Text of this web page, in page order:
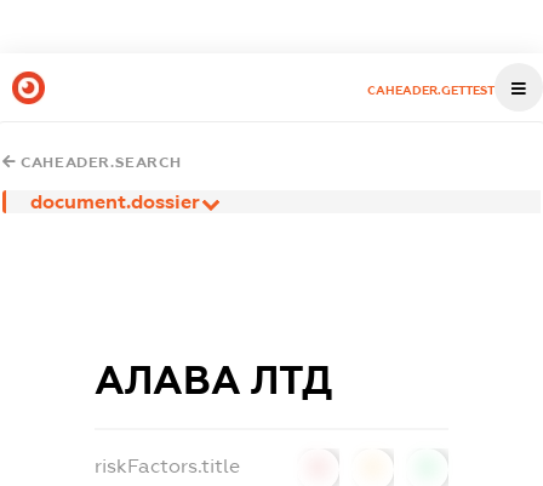
CAHEADER.GETTEST
CAHEADER.SEARCH
document.dossier
АЛАВА ЛТД
riskFactors.title